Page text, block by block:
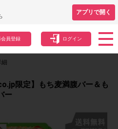
アプリで開く
会員登録 ログイン
限定】もち麦満腹バー＆も
ー